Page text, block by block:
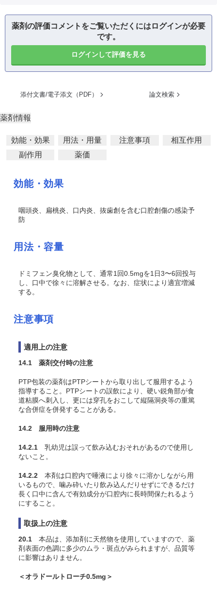
薬剤の評価コメントをご覧いただくにはログインが必要
です。
ログインして評価を見る
添付文書/電子添文（PDF） 論文検索
薬剤情報
効能・効果 用法・用量 注意事項
相互作用
副作用
薬価
効能・効果
咽頭炎、扁桃炎、口内炎、抜歯創を含む口腔創傷の感染予
防
用法・容量
ドミフェン臭化物として、通常1回0.5mgを1日3〜6回投与
し、口中で徐々に溶解させる。なお、症状により適宜増減
する。
注意事項
適用上の注意
14.1 薬剤交付時の注意
PTP包装の薬剤はPTPシートから取り出して服用するよう
指導すること。PTPシートの誤飲により、硬い鋭角部が食
道粘膜へ刺入し、更には穿孔をおこして縦隔洞炎等の重篤
な合併症を併発することがある。
14.2 服用時の注意
14.2.1 乳幼児は誤って飲み込むおそれがあるので使用し
ないこと。
14.2.2 本剤は口腔内で唾液により徐々に溶かしながら用
いるもので、噛み砕いたり飲み込んだりせずにできるだけ
長く口中に含んで有効成分が口腔内に長時間保たれるよう
にすること。
取扱上の注意
20.1 本品は、添加剤に天然物を使用していますので、薬
剤表面の色調に多少のムラ・斑点がみられますが、品質等
に影響はありません。
＜オラドールトローチ0.5mg＞